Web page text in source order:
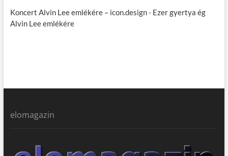
Koncert Alvin Lee emlékére – icon.design- Ezer gyertya ég
Alvin Lee emlékére
elomagazin